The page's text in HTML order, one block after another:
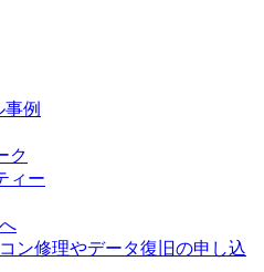
例
ク
ィー
ン修理やデータ復旧の申し込